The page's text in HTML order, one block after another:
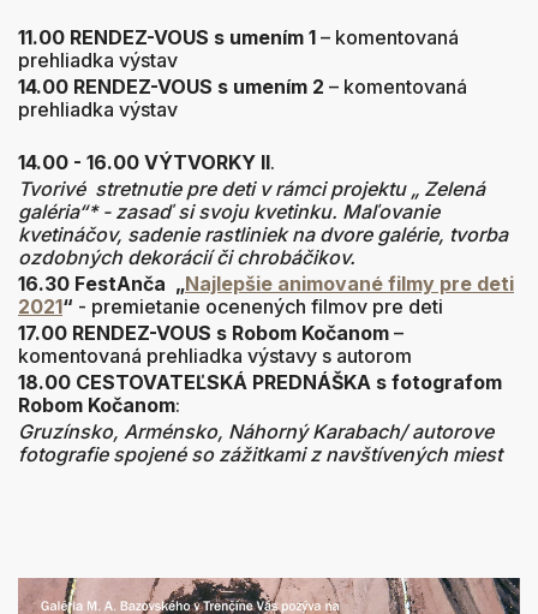
11.00 RENDEZ-VOUS s umením 1 – komentovaná
prehliadka výstav
14.00 RENDEZ-VOUS s umením 2 – komentovaná
prehliadka výstav
14.00 - 16.00 VÝTVORKY II.
Tvorivé stretnutie pre deti v rámci projektu „ Zelená
galéria“* - zasaď si svoju kvetinku. Maľovanie
kvetináčov, sadenie rastliniek na dvore galérie, tvorba
ozdobných dekorácií či chrobáčikov.
16.30 FestAnča „Najlepšie animované filmy pre deti
2021“ - premietanie ocenených filmov pre deti
17.00 RENDEZ-VOUS s Robom Kočanom –
komentovaná prehliadka výstavy s autorom
18.00 CESTOVATEĽSKÁ PREDNÁŠKA s fotografom
Robom Kočanom:
Gruzínsko, Arménsko, Náhorný Karabach/ autorove
fotografie spojené so zážitkami z navštívených miest